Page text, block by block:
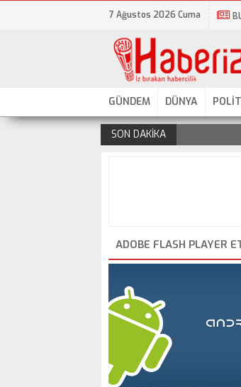
7 Ağustos 2026 Cuma
GÜNDEM DÜNYA
SON DAKİKA
ADOBE FLASH PLAYER